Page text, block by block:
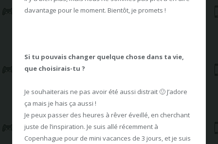
davantage pour le moment. Bientôt, je promets !
Si tu pouvais changer quelque chose dans ta vie,
que choisirais-tu ?
Je souhaiterais ne pas avoir été aussi distrait 🙂 J’adore
ça mais je hais ça aussi !
Je peux passer des heures à rêver éveillé, en cherchant
juste de l’inspiration. Je suis allé récemment à
Copenhague pour de mini vacances de 3 jours, et je suis